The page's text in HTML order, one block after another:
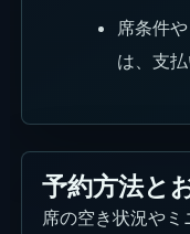
席条件
は、支
予約方法と
席の空き状況や